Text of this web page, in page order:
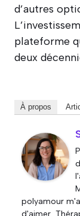
d’autres
plateforme
deux
À propos
polyamour
d'aimer.